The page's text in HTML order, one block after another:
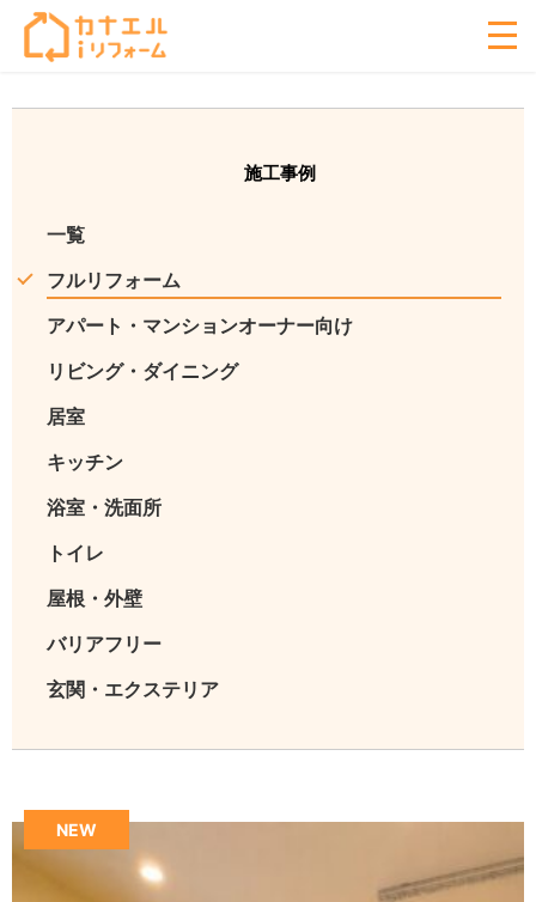
施工事例
一覧
フルリフォーム
アパート・マンションオーナー向け
リビング・ダイニング
居室
キッチン
浴室・洗面所
トイレ
屋根・外壁
バリアフリー
玄関・エクステリア
NEW